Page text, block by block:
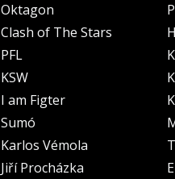
Oktagon
Clash of The Stars
PFL
KSW
I am Figter
Sumó
Karlos Vémola
Jiří Procházka